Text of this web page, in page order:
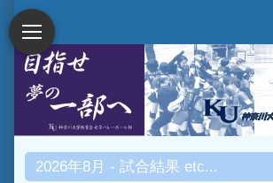
2026年8月 - 試合結果 etc...